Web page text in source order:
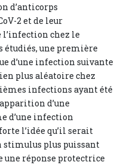
d’anticorps
2 et de leur
chez le
étudiés, une première
d’une infection suivante
plus aléatoire chez
infections ayant été
d’une
d’une infection
l’idée qu’il serait
stimulus plus puissant
une réponse protectrice